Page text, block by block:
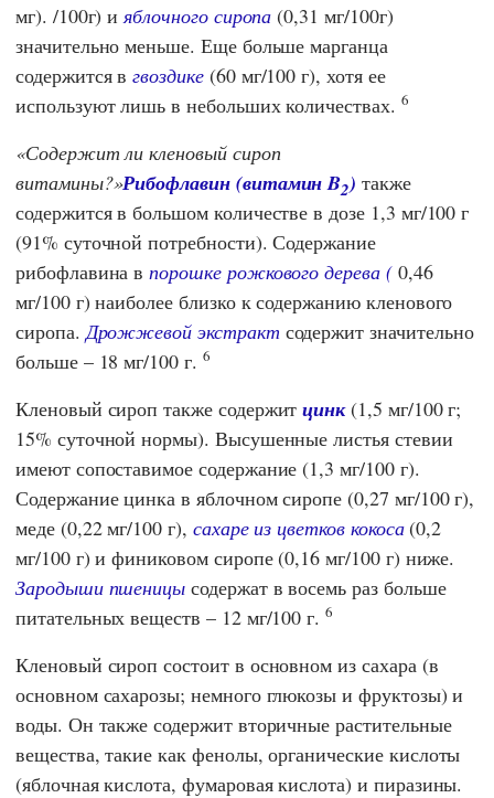
мг). /100г) ияблочного сиропа (0,31 мг/100г)
значительно меньше. Еще больше марганца
содержится вгвоздике(60 мг/100 г), хотя ее
используют лишь в небольших количествах. 6
Содержит ли кленовый сироп
витамины? Рибофлавин (витамин B2) также
содержится в большом количестве в дозе 1,3 мг/100 г
(91% суточной потребности). Содержание
рибофлавина впорошке рожкового дерева (0,46
мг/100 г) наиболее близко к содержанию кленового
сиропа.Дрожжевой экстракт содержит значительно
больше – 18 мг/100 г. 6
Кленовый сироп также содержитцинк(1,5 мг/100 г;
15% суточной нормы). Высушенные листья стевии
имеют сопоставимое содержание (1,3 мг/100 г).
Содержание цинка в яблочном сиропе (0,27 мг/100 г),
меде (0,22 мг/100 г), сахаре из цветков кокоса(0,2
мг/100 г) и финиковом сиропе (0,16 мг/100 г) ниже.
Зародыши пшеницы содержат в восемь раз больше
питательных веществ – 12 мг/100 г.6
Кленовый сироп состоит в основном из сахара (в
основном сахарозы; немного глюкозы и фруктозы) и
воды. Он также содержит вторичные растительные
вещества, такие как фенолы, органические кислоты
(яблочная кислота, фумаровая кислота) и пиразины.